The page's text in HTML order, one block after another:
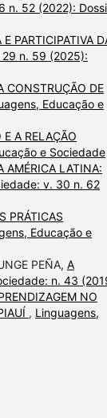
n. 52 (2022):
PARTICIPATIVA
n. 59 (2025):
CONSTRUÇÃO DE
Educação e
E A RELAÇÃO
e Sociedade
AMÉRICA LATINA:
v. 30 n. 62
PRÁTICAS
Educação e
PEÑA, A
n. 43
NO
, Linguagens,